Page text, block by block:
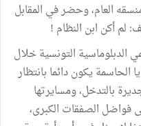
العام، وحضر في المقابل
أكن ابن النظام !
الدبلوماسية التونسية خلال
الحاسمة يكون دائما بانتظار
بالتدخل، ومسايرتها
فواضل الصفقات الكبرى،